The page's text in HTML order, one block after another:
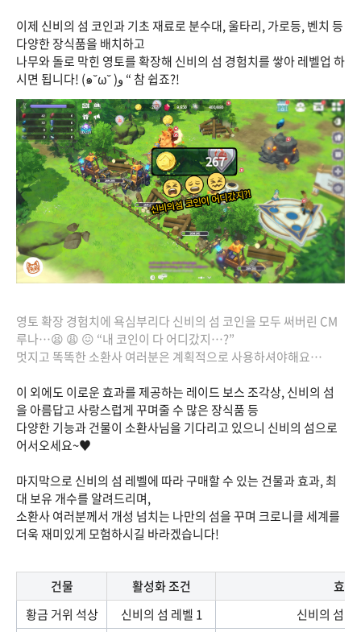
이제 신비의 섬 코인과 기초 재료로 분수대, 울타리, 가로등, 벤치 등
다양한 장식품을 배치하고
나무와 돌로 막힌 영토를 확장해 신비의 섬 경험치를 쌓아 레벨업 하
시면 됩니다! (๑˘ω˘ )و “ 참 쉽죠?!
영토 확장 경험치에 욕심부리다 신비의 섬 코인을 모두 써버린 CM
루나…😫 😩 😖 “내 코인이 다 어디갔지…?”
멋지고 똑똑한 소환사 여러분은 계획적으로 사용하셔야해요…
이 외에도 이로운 효과를 제공하는 레이드 보스 조각상, 신비의 섬
을 아름답고 사랑스럽게 꾸며줄 수 많은 장식품 등
다양한 기능과 건물이 소환사님을 기다리고 있으니 신비의 섬으로
어서오세요~♥
마지막으로 신비의 섬 레벨에 따라 구매할 수 있는 건물과 효과, 최
대 보유 개수를 알려드리며,
소환사 여러분께서 개성 넘치는 나만의 섬을 꾸며 크로니클 세계를
더욱 재미있게 모험하시길 바라겠습니다!
건물 활성화 조건
효과
황금 거위 석상
신비의 섬 레벨 1
신비의 섬